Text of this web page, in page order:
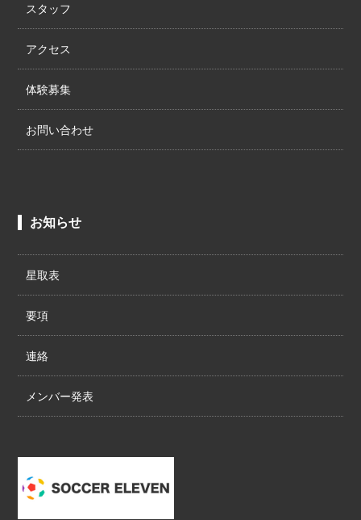
スタッフ
アクセス
体験募集
お問い合わせ
お知らせ
星取表
要項
連絡
メンバー発表